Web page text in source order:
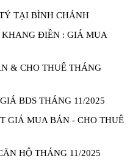
TẠI BÌNH CHÁNH
KHANG ĐIỀN : GIÁ MUA
& CHO THUÊ THÁNG
BDS THÁNG 11/2025
GIÁ MUA BÁN - CHO THUÊ
HỘ THÁNG 11/2025